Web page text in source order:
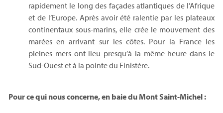
rapidement le long des façades atlantiques de l’Afrique
et de l’Europe. Après avoir été ralentie par les plateaux
continentaux sous-marins, elle crée le mouvement des
marées en arrivant sur les côtes. Pour la France les
pleines mers ont lieu presqu’à la même heure dans le
Sud-Ouest et à la pointe du Finistère.
Pour ce qui nous concerne, en baie du Mont Saint-Michel :